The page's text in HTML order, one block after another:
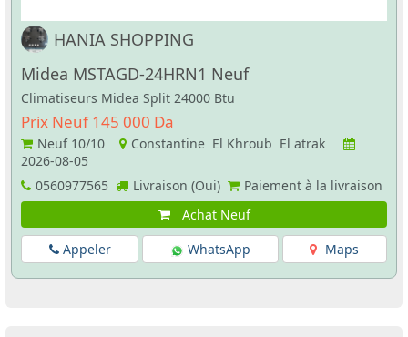
HANIA SHOPPING
Midea MSTAGD-24HRN1 Neuf
Climatiseurs Midea Split 24000 Btu
Prix Neuf 145 000 Da
Neuf 10/10
Constantine El Khroub El atrak
2026-08-05
0560977565
Livraison (Oui)
Paiement à la livraison
Achat Neuf
Appeler
WhatsApp Maps